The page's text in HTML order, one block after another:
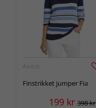
ÅSHILD
Finstrikket jumper Fia
199 kr 398 kr